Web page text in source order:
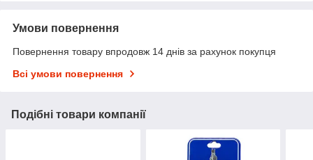
Умови повернення
Повернення товару впродовж 14 днів за рахунок покупця
Всі умови повернення
Подібні товари компанії